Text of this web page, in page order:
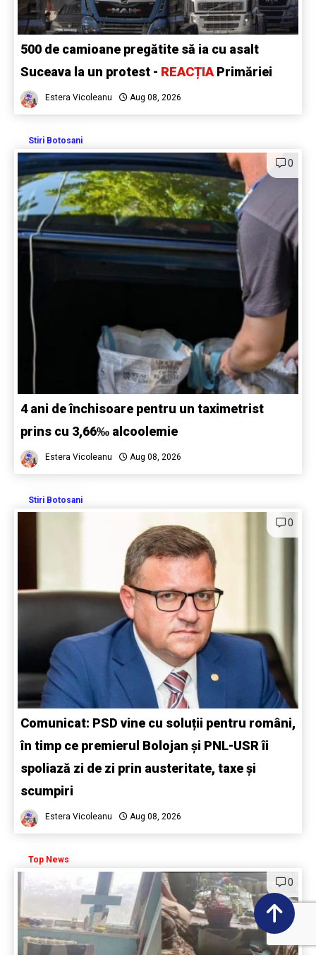
500 de camioane pregătite să ia cu asalt
Suceava la un protest - REACȚIA Primăriei
Estera Vicoleanu Aug 08, 2026
Stiri Botosani
0
4 ani de închisoare pentru un taximetrist
prins cu 3,66‰ alcoolemie
Estera Vicoleanu Aug 08, 2026
Stiri Botosani
0
Comunicat: PSD vine cu soluții pentru români,
în timp ce premierul Bolojan și PNL-USR îi
spoliază zi de zi prin austeritate, taxe și
scumpiri
Estera Vicoleanu Aug 08, 2026
Top News
0